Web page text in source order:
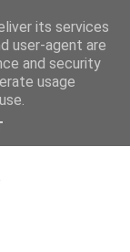
its services
user-agent are
and security
usage